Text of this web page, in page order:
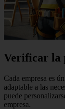
Verificar la
Cada empresa es
adaptable a las
puede
empresa.